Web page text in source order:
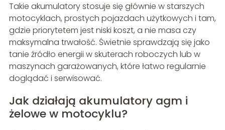
Takie akumulatory stosuje się głównie w starszych
motocyklach, prostych pojazdach użytkowych i tam,
gdzie priorytetem jest niski koszt, a nie masa czy
maksymalna trwałość. Świetnie sprawdzają się jako
tanie źródło energii w skuterach roboczych lub w
maszynach garażowanych, które łatwo regularnie
doglądać i serwisować.
Jak działają akumulatory agm i
żelowe w motocyklu?